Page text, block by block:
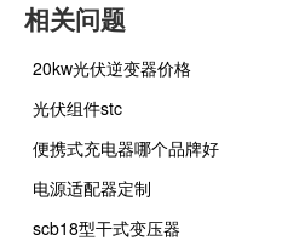
相关问题
20kw光伏逆变器价格
光伏组件stc
便携式充电器哪个品牌好
电源适配器定制
scb18型干式变压器